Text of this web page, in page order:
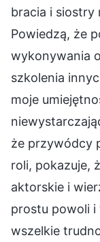
bracia i siostry
Powiedzą, że
wykonywania
szkolenia
moje
że przywódcy
roli, pokazuje,
aktorskie i
prostu powoli i
wszelkie